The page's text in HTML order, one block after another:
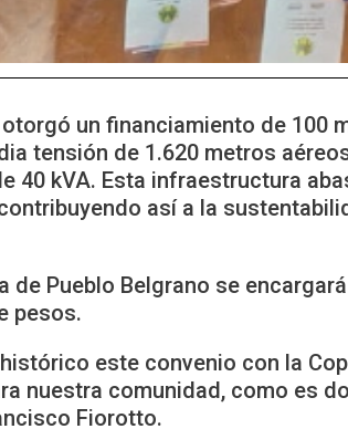
un financiamiento de
tensión de 1.620 metros
40 kVA. Esta infraestructura
así a la
de Pueblo Belgrano se
pesos.
este convenio con la
nuestra comunidad, como es
Fiorotto.